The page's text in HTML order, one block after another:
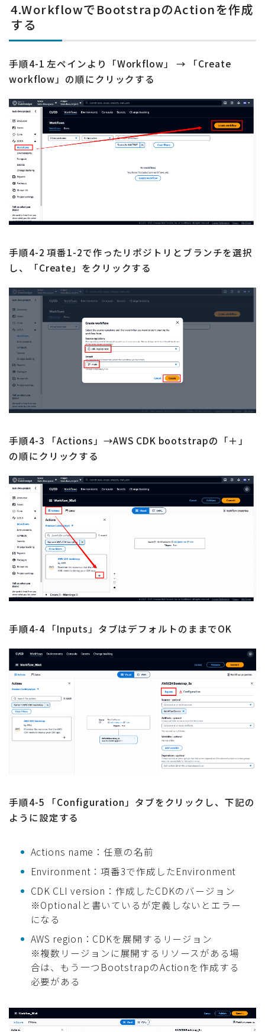
4.WorkflowでBootstrapのActionを作成
する
手順4-1 左ペインより「Workflow」 → 「Create
workflow」の順にクリックする
手順4-2 項番1-2で作ったリポジトリとブランチを選択
し、「Create」をクリックする
手順4-3 「Actions」→AWS CDK bootstrapの「＋」
の順にクリックする
手順4-4 「Inputs」タブはデフォルトのままでOK
手順4-5 「Configuration」タブをクリックし、下記の
ように設定する
Actions name：任意の名前
Environment：項番3で作成したEnvironment
CDK CLI version：作成したCDKのバージョン
※Optionalと書いているが定義しないとエラー
になる
AWS region：CDKを展開するリージョン
※複数リージョンに展開するリソースがある場
合は、もう一つBootstrapのActionを作成する
必要がある